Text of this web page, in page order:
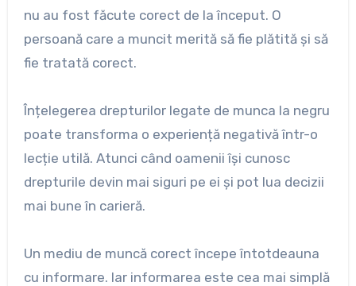
nu au fost făcute corect de la început. O
persoană care a muncit merită să fie plătită și să
fie tratată corect.
Înțelegerea drepturilor legate de munca la negru
poate transforma o experiență negativă într-o
lecție utilă. Atunci când oamenii își cunosc
drepturile devin mai siguri pe ei și pot lua decizii
mai bune în carieră.
Un mediu de muncă corect începe întotdeauna
cu informare. Iar informarea este cea mai simplă